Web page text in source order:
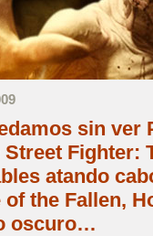
sin ver
Fighter:
atando
of the Fallen,
oscuro…